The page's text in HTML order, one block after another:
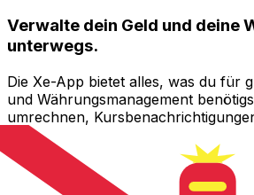
Verwalte dein Geld und deine
unterwegs.
Die Xe-App bietet alles, was du für
und Währungsmanagement
umrechnen,
Geld ins Ausland überweisen, ohne
Gebühren. Heute herunterladen!